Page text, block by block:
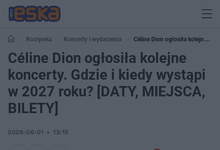
Rozrywka Koncerty i wydarzenia
Céline Dion ogłosiła kolejne
koncerty. Gdzie i kiedy wystąpi w 2027 roku? [DATY, MIEJSCA, BILETY]
Céline Dion ogłosiła kolejne
koncerty. Gdzie i kiedy wystąpi
w 2027 roku? [DATY, MIEJSCA,
BILETY]
2026-06-01 13:15